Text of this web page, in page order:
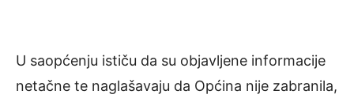
U saopćenju ističu da su objavljene informacije
netačne te naglašavaju da Općina nije zabranila,